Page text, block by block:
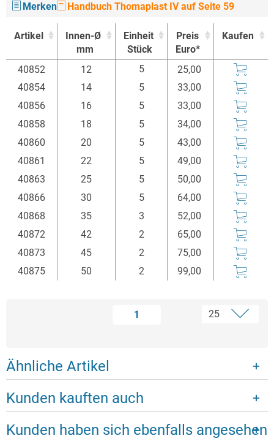
Merken Handbuch Thomaplast IV auf Seite 59
Artikel
Innen-Ø
mm
Einheit
Stück
Preis
Euro*
Kaufen
Artikel
Innen-Ø
Einheit
Preis
Kaufen
40852 12 5
25,00
40854
14 5
33,00
40856
16 5
33,00
40858
18 5
34,00
40860
20 5
43,00
40861
22 5
49,00
40863
25 5
50,00
40866
30 5
64,00
40868
35 3
52,00
40872
42 2
65,00
40873
45 2
75,00
40875
50 2 99,00
1
Ähnliche Artikel
Kunden kauften auch
Kunden haben sich ebenfalls angesehen